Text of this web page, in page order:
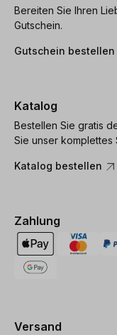
Bereiten Sie Ihren
Gutschein.
Gutschein bestellen
Katalog
Bestellen Sie gratis
Sie unser komplettes
Katalog bestellen
Zahlung
Versand